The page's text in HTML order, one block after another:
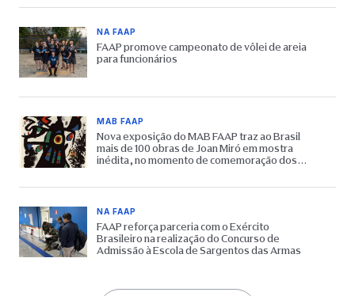
NA FAAP
FAAP promove campeonato de vôlei de areia
para funcionários
MAB FAAP
Nova exposição do MAB FAAP traz ao Brasil
mais de 100 obras de Joan Miró em mostra
inédita, no momento de comemoração dos
NA FAAP
FAAP reforça parceria com o Exército
Brasileiro na realização do Concurso de
Admissão à Escola de Sargentos das Armas